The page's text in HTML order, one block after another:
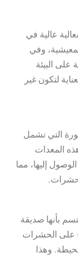
عالية في
وفي
البيئة
لتكون غير
التي تشمل
المعدات
إليها، مما
بأنها صديقة
على الحشرات
وهذا